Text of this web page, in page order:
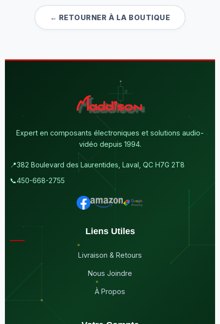
← RETOURNER À LA BOUTIQUE
Expert en composants électroniques et solutions audio-
vidéo depuis 1994.
📍382 Boulevard des Laurentides, Laval, QC H7G 2T8
📞450-668-2755
Liens Utiles
Livraison & Retours
Nous Joindre
À Propos